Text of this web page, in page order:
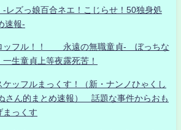
-レズっ娘百合ネエ！こじらせ！50独身処
速報-
ッフル！！ 永遠の無職童貞- ぼっちな
生童貞上等夜露死苦！
ッフルまっくす！（新・ナンノひゃくし
さん的まとめ速報） 話題な事件からおも
まっくす